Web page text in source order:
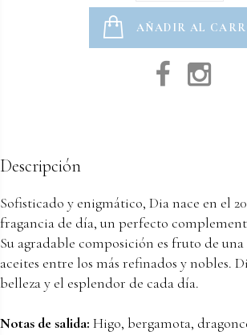
AÑADIR AL
Descripción
Sofisticado y enigmático, Dia nace en el
fragancia de día, un perfecto
Su agradable composición es fruto de
aceites entre los más refinados y nobles.
belleza y el esplendor de cada día.
Notas de salida: Higo, bergamota,